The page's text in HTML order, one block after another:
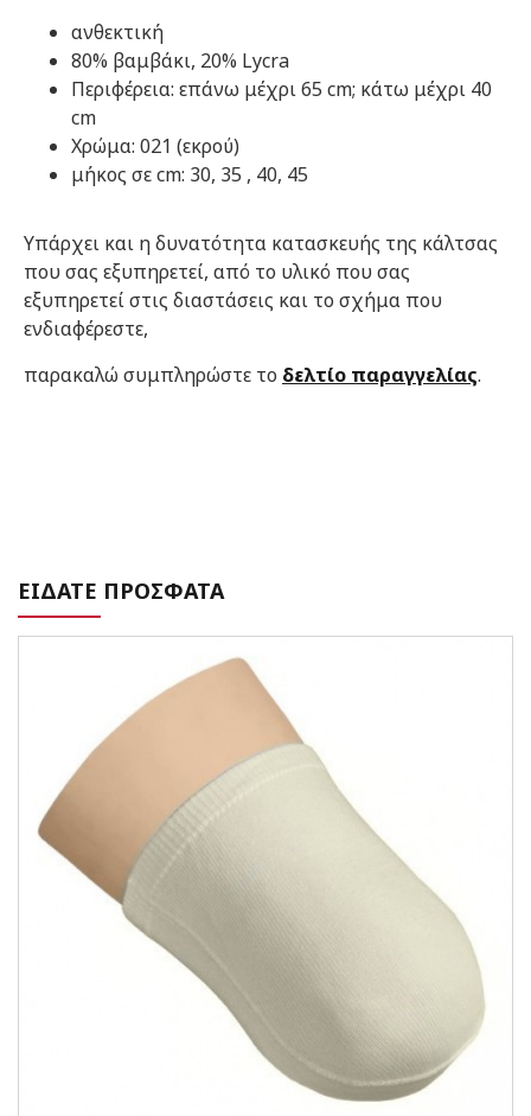
ανθεκτική
80% βαμβάκι, 20% Lycra
Περιφέρεια: επάνω μέχρι 65 cm; κάτω μέχρι 40
cm
Χρώμα: 021 (εκρού)
μήκος σε cm: 30, 35 , 40, 45
Υπάρχει και η δυνατότητα κατασκευής της κάλτσας
που σας εξυπηρετεί, από το υλικό που σας
εξυπηρετεί στις διαστάσεις και το σχήμα που
ενδιαφέρεστε,
παρακαλώ συμπληρώστε το δελτίο παραγγελίας.
ΕΙΔΑΤΕ ΠΡΟΣΦΑΤΑ